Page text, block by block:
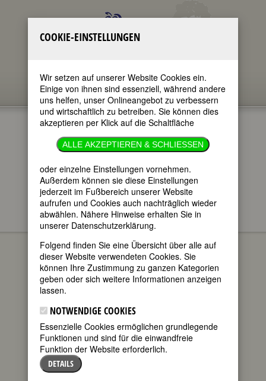
ELSE OPPLER
im ganzen Text
nur in Titeln
BIOGRAPHIEN Else Oppler
(Else Oppler (-
Legband))
geboren am
21. Februar
1875 in
Nürnberg
gestorben am
7 Dezember
1965 in
Überlingen am
Bodensee
COOKIE-EINSTELLUNGEN
Wir setzen auf unserer Website Cookies ein.
Einige von ihnen sind essenziell, während andere
uns helfen, unser Onlineangebot zu verbessern
und wirtschaftlich zu betreiben. Sie können dies
akzeptieren per Klick auf die Schaltfläche
ALLE AKZEPTIEREN & SCHLIESSEN
oder einzelne Einstellungen vornehmen.
Außerdem können sie diese Einstellungen
jederzeit im Fußbereich unserer Website
aufrufen und Cookies auch nachträglich wieder
abwählen. Nähere Hinweise erhalten Sie in
unserer Datenschutzerklärung.
Folgend finden Sie eine Übersicht über alle auf
dieser Website verwendeten Cookies. Sie
können Ihre Zustimmung zu ganzen Kategorien
geben oder sich weitere Informationen anzeigen
lassen.
NOTWENDIGE COOKIES
Essenzielle Cookies ermöglichen grundlegende
Funktionen und sind für die einwandfreie
Funktion der Website erforderlich.
DETAILS